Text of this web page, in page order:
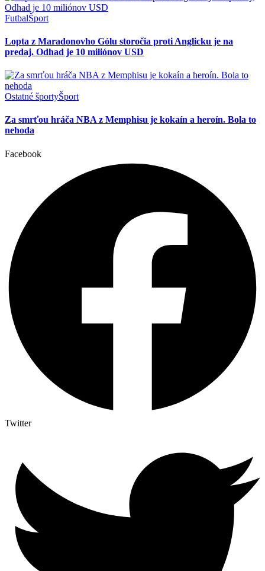
FutbalŠport
Lopta z Maradonovho Gólu storočia proti Anglicku je na
predaj. Odhad je 10 miliónov USD
Ostatné športyŠport
Za smrťou hráča NBA z Memphisu je kokaín a heroín. Bola to
nehoda
Facebook
Twitter